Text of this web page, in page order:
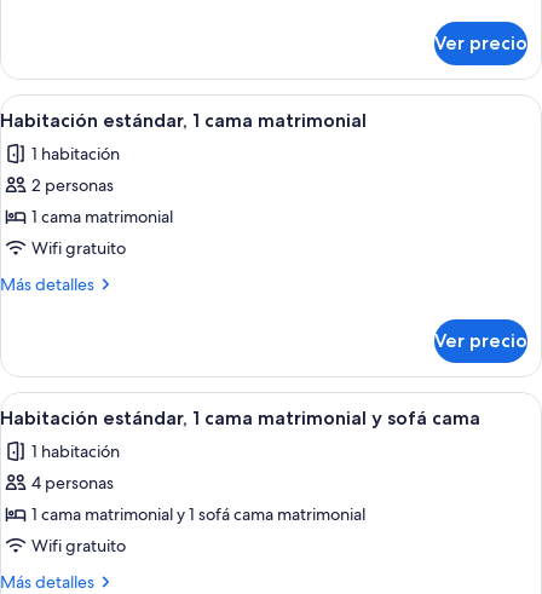
con
acceso
para
personas
discapacitadas
estándar,
cama
con
acceso
personas
discapacitadas
Ver precio
Abrir
todas
las
fotos
de
Habitación
estándar,
matrimonial
Caja de seguridad en la habitación,
8
Habitación estándar, 1 cama matrimonial
1 habitación
2 personas
1 cama matrimonial
Wifi gratuito
Más detalles
Más
estándar,
cama
Ver precio
Abrir
todas
las
fotos
de
Habitación
estándar,
Habitación de hotel con cama,
11
Habitación estándar, 1 cama matrimonial y sofá cama
1 habitación
4 personas
1 cama matrimonial y 1 sofá cama matrimonial
Wifi gratuito
Más detalles
Más